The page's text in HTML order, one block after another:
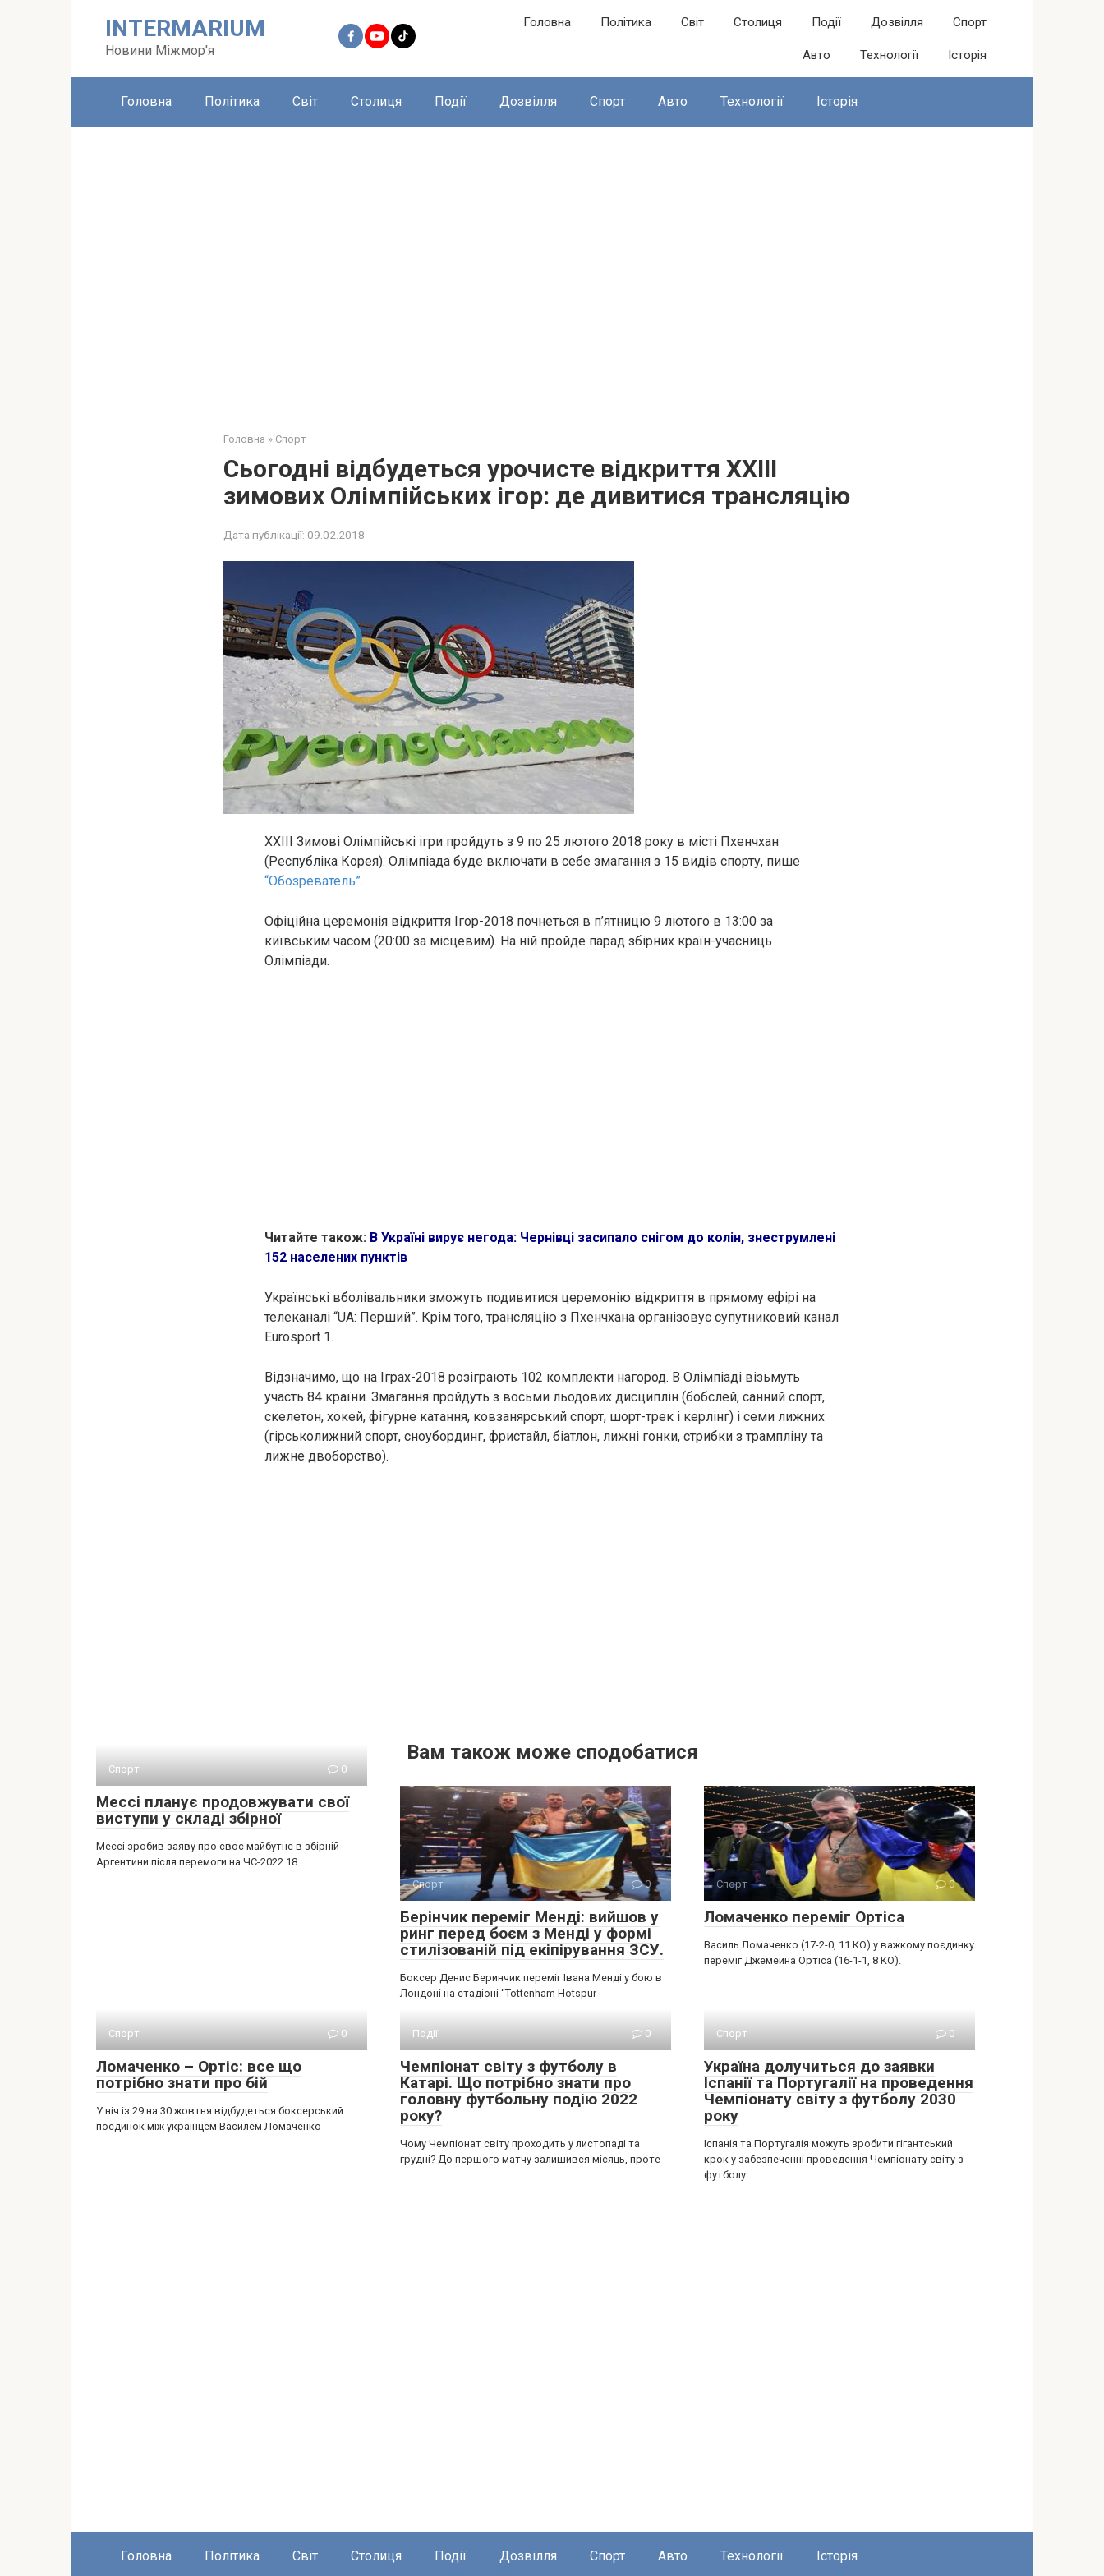
INTERMARIUM
Новини Міжмор'я
Головна Політика Світ Столиця Події Дозвілля Спорт
Авто Технології Історія
Головна Політика Світ Столиця Події Дозвілля Спорт Авто Технології Історія
Головна » Спорт
Сьогодні відбудеться урочисте відкриття ХХІІІ
зимових Олімпійських ігор: де дивитися трансляцію
Дата публікації: 09.02.2018
XXIII Зимові Олімпійські ігри пройдуть з 9 по 25 лютого 2018 року в місті Пхенчхан
(Республіка Корея). Олімпіада буде включати в себе змагання з 15 видів спорту, пише
“Обозреватель”.
Офіційна церемонія відкриття Ігор-2018 почнеться в п’ятницю 9 лютого в 13:00 за
київським часом (20:00 за місцевим). На ній пройде парад збірних країн-учасниць
Олімпіади.
Читайте також: В Україні вирує негода: Чернівці засипало снігом до колін, знеструмлені
152 населених пунктів
Українські вболівальники зможуть подивитися церемонію відкриття в прямому ефірі на
телеканалі “UA: Перший”. Крім того, трансляцію з Пхенчхана організовує супутниковий канал
Eurosport 1.
Відзначимо, що на Іграх-2018 розіграють 102 комплекти нагород. В Олімпіаді візьмуть
участь 84 країни. Змагання пройдуть з восьми льодових дисциплін (бобслей, санний спорт,
скелетон, хокей, фігурне катання, ковзанярський спорт, шорт-трек і керлінг) і семи лижних
(гірськолижний спорт, сноубординг, фристайл, біатлон, лижні гонки, стрибки з трампліну та
лижне двоборство).
Вам також може сподобатися
Спорт 0
Мессі планує продовжувати свої
виступи у складі збірної
Мессі зробив заяву про своє майбутнє в збірній
Аргентини після перемоги на ЧС-2022 18
Спорт
0
Берінчик переміг Менді: вийшов у
ринг перед боєм з Менді у формі
стилізованій під екіпірування ЗСУ.
Боксер Денис Беринчик переміг Івана Менді у бою в
Лондоні на стадіоні “Tottenham Hotspur
Спорт 0
Ломаченко переміг Ортіса
Василь Ломаченко (17-2-0, 11 КО) у важкому поєдинку
переміг Джемейна Ортіса (16-1-1, 8 КО).
Спорт 0
Ломаченко – Ортіс: все що
потрібно знати про бій
У ніч із 29 на 30 жовтня відбудеться боксерський
поєдинок між українцем Василем Ломаченко
Події 0
Чемпіонат світу з футболу в
Катарі. Що потрібно знати про
головну футбольну подію 2022
року?
Чому Чемпіонат світу проходить у листопаді та
грудні? До першого матчу залишився місяць, проте
Спорт 0
Україна долучиться до заявки
Іспанії та Португалії на проведення
Чемпіонату світу з футболу 2030
року
Іспанія та Португалія можуть зробити гігантський
крок у забезпеченні проведення Чемпіонату світу з
футболу
Головна Політика Світ Столиця Події Дозвілля Спорт Авто Технології Історія